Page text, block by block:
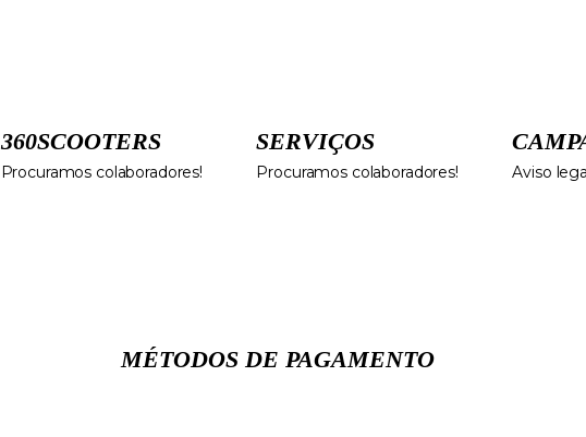
360SCOOTERS
Procuramos colaboradores!
SERVIÇOS
Procuramos colaboradores! Aviso
MÉTODOS DE PAGAMENTO